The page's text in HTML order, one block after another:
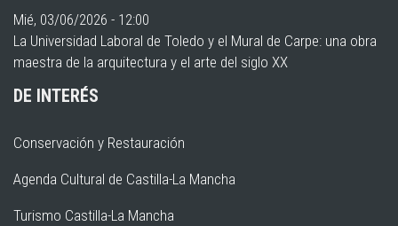
Mié, 03/06/2026 - 12:00
La Universidad Laboral de Toledo y el Mural de Carpe: una obra
maestra de la arquitectura y el arte del siglo XX
DE INTERÉS
Conservación y Restauración
Agenda Cultural de Castilla-La Mancha
Turismo Castilla-La Mancha